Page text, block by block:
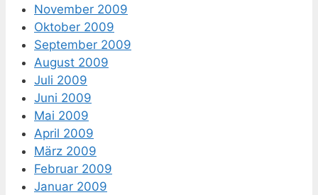
November 2009
Oktober 2009
September 2009
August 2009
Juli 2009
Juni 2009
Mai 2009
April 2009
März 2009
Februar 2009
Januar 2009